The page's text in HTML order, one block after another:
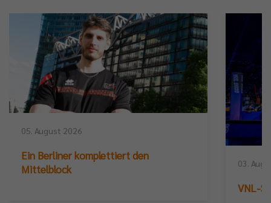
05. August 2026
Ein Berliner komplettiert den
Mittelblock
03.
VNL-